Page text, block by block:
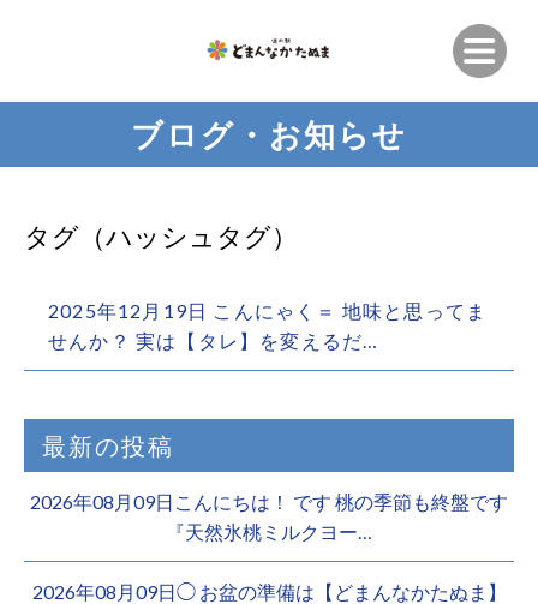
ブログ・お知らせ
タグ（ハッシュタグ）
2025年12月19日 こんにゃく＝ 地味と思ってま
せんか？ 実は【タレ】を変えるだ…
最新の投稿
2026年08月09日こんにちは！ です 桃の季節も終盤です
『天然氷桃ミルクヨー…
2026年08月09日◯ お盆の準備は【どまんなかたぬま】